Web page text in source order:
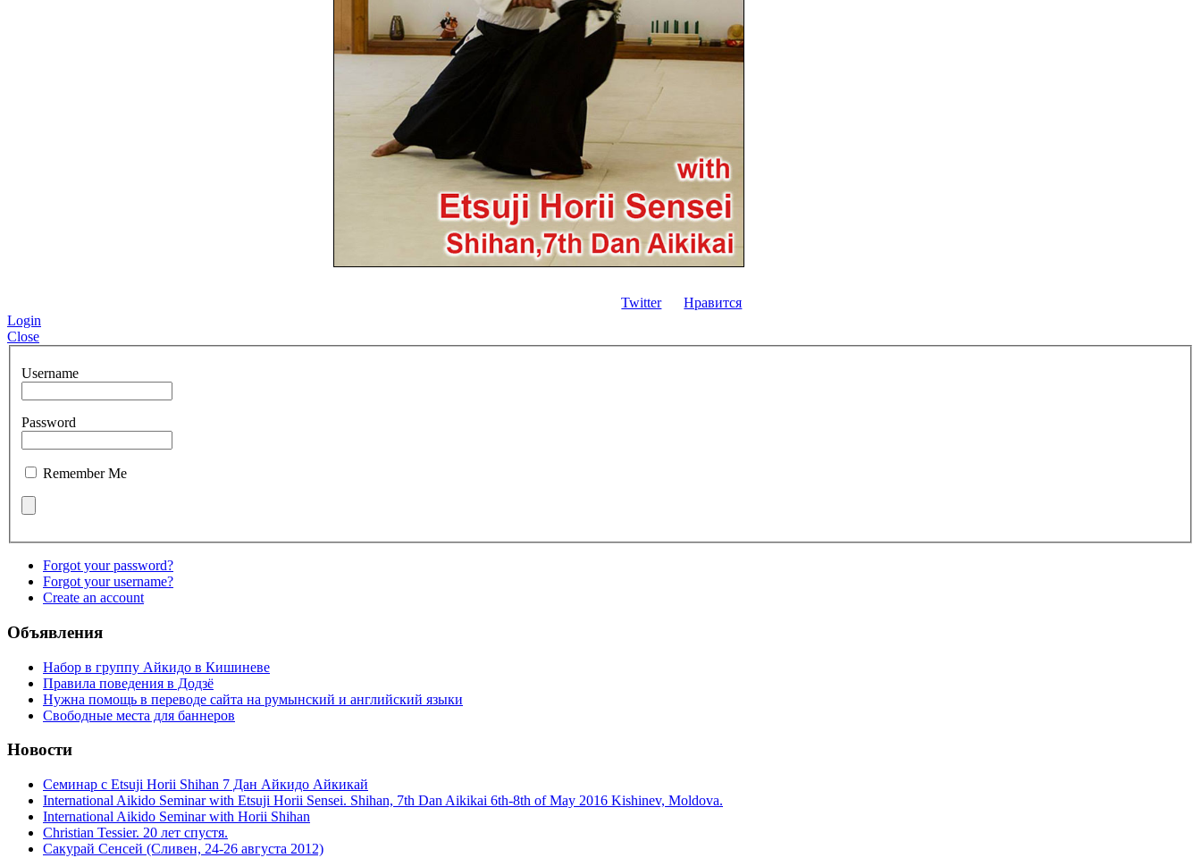
Twitter
Нравится
Login
Close
Username
Password
Remember Me
Forgot your password?
Forgot your username?
Create an account
Объявления
Набор в группу Айкидо в Кишиневе
Правила поведения в Додзё
Нужна помощь в переводе сайта на румынский и английский языки
Свободные места для баннеров
Новости
Семинар с Etsuji Horii Shihan 7 Дан Айкидо Айкикай
International Aikido Seminar with Etsuji Horii Sensei. Shihan, 7th Dan Aikikai 6th-8th of May 2016 Kishinev, Moldova.
International Aikido Seminar with Horii Shihan
Christian Tessier. 20 лет спустя.
Сакурай Сенсей (Сливен, 24-26 августа 2012)